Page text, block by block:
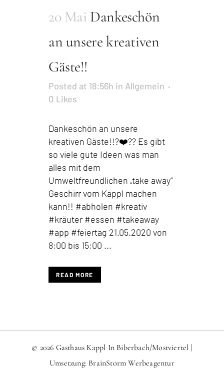
20 Mai Dankeschön
an unsere kreativen
Gäste!!
Posted at 18:56h in Allgemein
0 Likes
Dankeschön an unsere
kreativen Gäste!!?❤️?? Es gibt
so viele gute Ideen was man
alles mit dem
Umweltfreundlichen „take away“
Geschirr vom Kappl machen
kann!! #abholen #kreativ
#kräuter #essen #takeaway
#app #feiertag 21.05.2020 von
8:00 bis 15:00 ...
READ MORE
© 2026 Gasthaus Kappl In Biberbach/Mostviertel |
Umsetzung: BrainStorm Werbeagentur